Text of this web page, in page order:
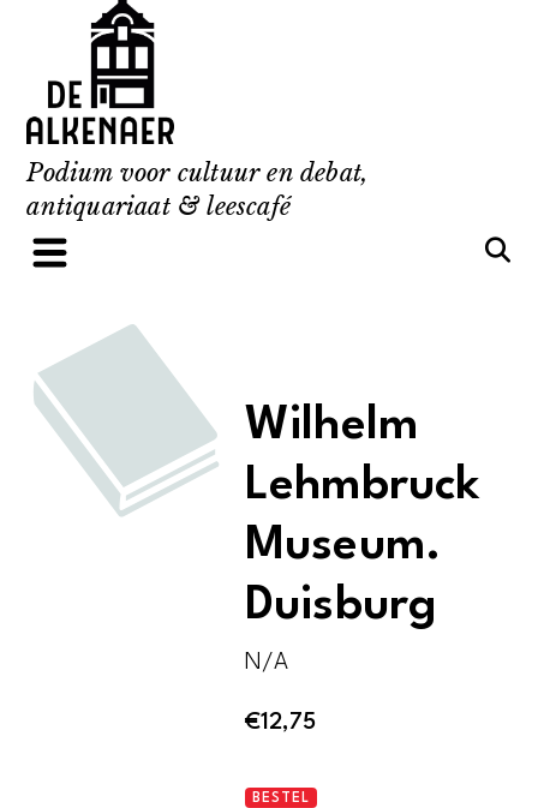
content
Podium voor cultuur en debat,
antiquariaat & leescafé
Wilhelm
Lehmbruck
Museum.
Duisburg
N/A
€12,75
Wilhelm
BESTEL